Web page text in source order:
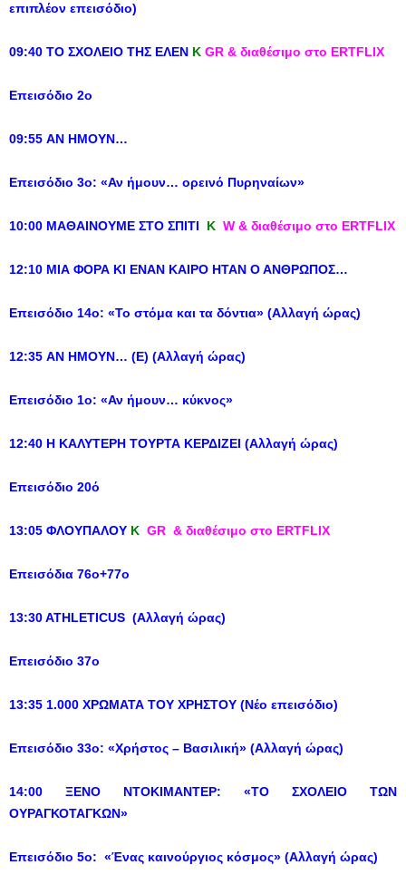
επιπλέον επεισόδιο)
09:40 ΤΟ ΣΧΟΛΕΙΟ ΤΗΣ ΕΛΕΝ Κ GR & διαθέσιμο στο ERTFLIX
Επεισόδιο 2ο
09:55 ΑΝ ΗΜΟΥΝ…
Επεισόδιο 3ο: «Αν ήμουν… ορεινό Πυρηναίων»
10:00 ΜΑΘΑΙΝΟΥΜΕ ΣΤΟ ΣΠΙΤΙ Κ W & διαθέσιμο στο ERTFLIX
12:10 ΜΙΑ ΦΟΡΑ ΚΙ ΕΝΑΝ ΚΑΙΡΟ ΗΤΑΝ Ο ΑΝΘΡΩΠΟΣ…
Επεισόδιο 14ο: «Το στόμα και τα δόντια» (Αλλαγή ώρας)
12:35 ΑΝ ΗΜΟΥΝ… (Ε) (Αλλαγή ώρας)
Επεισόδιο 1ο: «Αν ήμουν… κύκνος»
12:40 Η ΚΑΛΥΤΕΡΗ ΤΟΥΡΤΑ ΚΕΡΔΙΖΕΙ (Αλλαγή ώρας)
Επεισόδιο 20ό
13:05 ΦΛΟΥΠΑΛΟΥ Κ GR & διαθέσιμο στο ERTFLIX
Επεισόδια 76ο+77ο
13:30 ATHLETICUS (Αλλαγή ώρας)
Επεισόδιο 37ο
13:35 1.000 ΧΡΩΜΑΤΑ ΤOY ΧΡΗΣΤΟΥ (Νέο επεισόδιο)
Επεισόδιο 33ο: «Χρήστος – Βασιλική» (Αλλαγή ώρας)
14:00 ΞΕΝΟ ΝΤΟΚΙΜΑΝΤΕΡ: «ΤΟ ΣΧΟΛΕΙΟ ΤΩΝ
ΟΥΡΑΓΚΟΤΑΓΚΩΝ»
Επεισόδιο 5ο: «Ένας καινούργιος κόσμος» (Αλλαγή ώρας)